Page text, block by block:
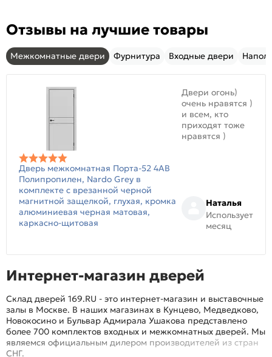
Отзывы на лучшие товары
Межкомнатные двери Фурнитура Входные двери
Дверь межкомнатная Порта-52 4AB
Полипропилен, Nardo Grey в
комплекте с врезанной черной
магнитной защелкой, глухая, кромка
алюминиевая черная матовая,
каркасно-щитовая
Двери огонь)
очень нравятся )
и всем, кто
приходят тоже
нравятся )
Наталья
Использует
месяц
Интернет-магазин дверей
Склад дверей 169.RU - это интернет-магазин и выставочные
залы в Москве. В наших магазинах в Кунцево, Медведково,
Новокосино и Бульвар Адмирала Ушакова представлено
более 700 комплектов входных и межкомнатных дверей. Мы
являемся официальным дилером производителей из стран
СНГ.